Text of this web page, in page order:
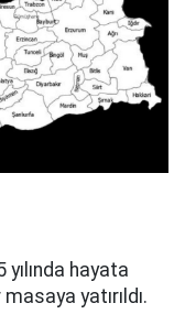
hayata
yatırıldı.